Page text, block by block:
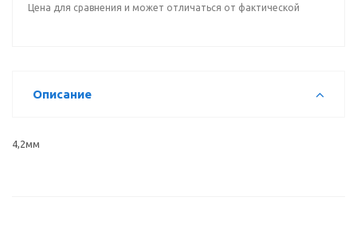
Цена для сравнения и может отличаться от фактической
Описание
4,2мм